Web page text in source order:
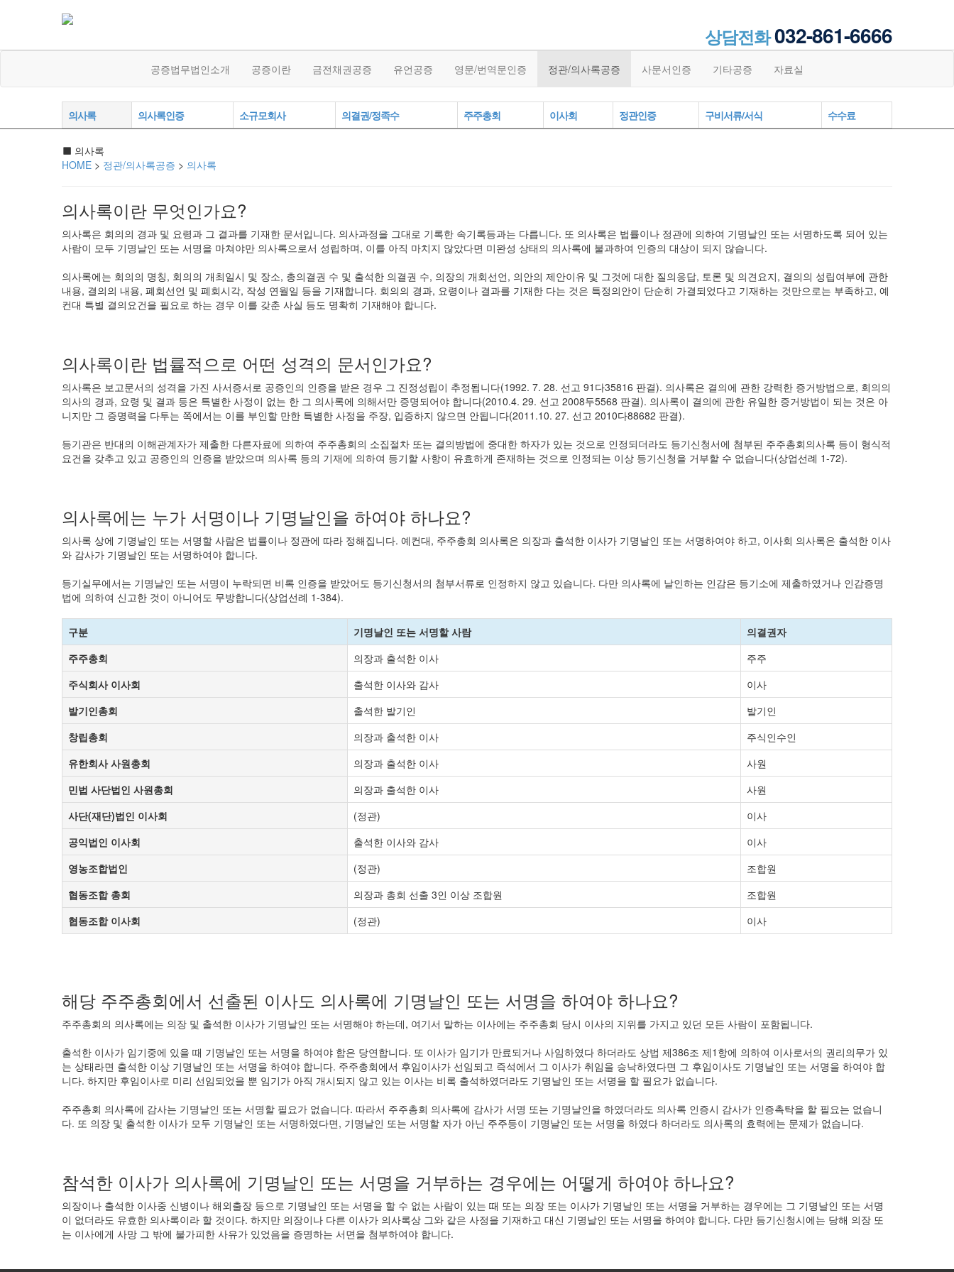
상담전화032-861-6666
공증법무법인소개 공증이란 금전채권공증 유언공증 영문/번역문인증 정관/의사록공증 사문서인증 기타공증 자료실
의사록 의사록인증 소규모회사 의결권/정족수 주주총회 이사회 정관인증 구비서류/서식 수수료
의사록
HOME > 정관/의사록공증 > 의사록
의사록이란 무엇인가요?
의사록은 회의의 경과 및 요령과 그 결과를 기재한 문서입니다. 의사과정을 그대로 기록한 속기록등과는 다릅니다. 또 의사록은 법률이나 정관에 의하여 기명날인 또는 서명하도록 되어 있는
사람이 모두 기명날인 또는 서명을 마쳐야만 의사록으로서 성립하며, 이를 아직 마치지 않았다면 미완성 상태의 의사록에 불과하여 인증의 대상이 되지 않습니다.
의사록에는 회의의 명칭, 회의의 개최일시 및 장소, 총의결권 수 및 출석한 의결권 수, 의장의 개회선언, 의안의 제안이유 및 그것에 대한 질의응답, 토론 및 의견요지, 결의의 성립여부에 관한
내용, 결의의 내용, 폐회선언 및 폐회시각, 작성 연월일 등을 기재합니다. 회의의 경과, 요령이나 결과를 기재한 다는 것은 특정의안이 단순히 가결되었다고 기재하는 것만으로는 부족하고, 예
컨대 특별 결의요건을 필요로 하는 경우 이를 갖춘 사실 등도 명확히 기재해야 합니다.
의사록이란 법률적으로 어떤 성격의 문서인가요?
의사록은 보고문서의 성격을 가진 사서증서로 공증인의 인증을 받은 경우 그 진정성립이 추정됩니다(1992. 7. 28. 선고 91다35816 판결). 의사록은 결의에 관한 강력한 증거방법으로, 회의의
의사의 경과, 요령 및 결과 등은 특별한 사정이 없는 한 그 의사록에 의해서만 증명되어야 합니다(2010.4. 29. 선고 2008두5568 판결). 의사록이 결의에 관한 유일한 증거방법이 되는 것은 아
니지만 그 증명력을 다투는 쪽에서는 이를 부인할 만한 특별한 사정을 주장, 입증하지 않으면 안됩니다(2011.10. 27. 선고 2010다88682 판결).
등기관은 반대의 이해관계자가 제출한 다른자료에 의하여 주주총회의 소집절차 또는 결의방법에 중대한 하자가 있는 것으로 인정되더라도 등기신청서에 첨부된 주주총회의사록 등이 형식적
요건을 갖추고 있고 공증인의 인증을 받았으며 의사록 등의 기재에 의하여 등기할 사항이 유효하게 존재하는 것으로 인정되는 이상 등기신청을 거부할 수 없습니다(상업선례 1-72).
의사록에는 누가 서명이나 기명날인을 하여야 하나요?
의사록 상에 기명날인 또는 서명할 사람은 법률이나 정관에 따라 정해집니다. 예컨대, 주주총회 의사록은 의장과 출석한 이사가 기명날인 또는 서명하여야 하고, 이사회 의사록은 출석한 이사
와 감사가 기명날인 또는 서명하여야 합니다.
등기실무에서는 기명날인 또는 서명이 누락되면 비록 인증을 받았어도 등기신청서의 첨부서류로 인정하지 않고 있습니다. 다만 의사록에 날인하는 인감은 등기소에 제출하였거나 인감증명
법에 의하여 신고한 것이 아니어도 무방합니다(상업선례 1-384).
구분 기명날인 또는 서명할 사람
의결권자
주주총회
의장과 출석한 이사
주주
주식회사 이사회
출석한 이사와 감사
이사
발기인총회
출석한 발기인
발기인
창립총회
의장과 출석한 이사
주식인수인
유한회사 사원총회
의장과 출석한 이사
사원
민법 사단법인 사원총회
의장과 출석한 이사
사원
사단(재단)법인 이사회
(정관)
이사
공익법인 이사회
출석한 이사와 감사
이사
영농조합법인
(정관)
조합원
협동조합 총회
의장과 총회 선출 3인 이상 조합원
조합원
협동조합 이사회
(정관) 이사
해당 주주총회에서 선출된 이사도 의사록에 기명날인 또는 서명을 하여야 하나요?
주주총회의 의사록에는 의장 및 출석한 이사가 기명날인 또는 서명해야 하는데, 여기서 말하는 이사에는 주주총회 당시 이사의 지위를 가지고 있던 모든 사람이 포함됩니다.
출석한 이사가 임기중에 있을 때 기명날인 또는 서명을 하여야 함은 당연합니다. 또 이사가 임기가 만료되거나 사임하였다 하더라도 상법 제386조 제1항에 의하여 이사로서의 권리의무가 있
는 상태라면 출석한 이상 기명날인 또는 서명을 하여야 합니다. 주주총회에서 후임이사가 선임되고 즉석에서 그 이사가 취임을 승낙하였다면 그 후임이사도 기명날인 또는 서명을 하여야 합
니다. 하지만 후임이사로 미리 선임되었을 뿐 임기가 아직 개시되지 않고 있는 이사는 비록 출석하였더라도 기명날인 또는 서명을 할 필요가 없습니다.
주주총회 의사록에 감사는 기명날인 또는 서명할 필요가 없습니다. 따라서 주주총회 의사록에 감사가 서명 또는 기명날인을 하였더라도 의사록 인증시 감사가 인증촉탁을 할 필요는 없습니
다. 또 의장 및 출석한 이사가 모두 기명날인 또는 서명하였다면, 기명날인 또는 서명할 자가 아닌 주주등이 기명날인 또는 서명을 하였다 하더라도 의사록의 효력에는 문제가 없습니다.
참석한 이사가 의사록에 기명날인 또는 서명을 거부하는 경우에는 어떻게 하여야 하나요?
의장이나 출석한 이사중 신병이나 해외출장 등으로 기명날인 또는 서명을 할 수 없는 사람이 있는 때 또는 의장 또는 이사가 기명날인 또는 서명을 거부하는 경우에는 그 기명날인 또는 서명
이 없더라도 유효한 의사록이라 할 것이다. 하지만 의장이나 다른 이사가 의사록상 그와 같은 사정을 기재하고 대신 기명날인 또는 서명을 하여야 합니다. 다만 등기신청시에는 당해 의장 또
는 이사에게 사망 그 밖에 불가피한 사유가 있었음을 증명하는 서면을 첨부하여야 합니다.